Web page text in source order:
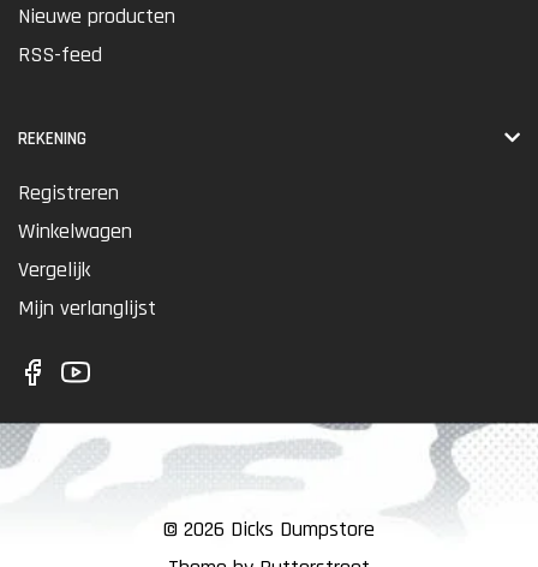
Nieuwe producten
RSS-feed
REKENING
Registreren
Winkelwagen
Vergelijk
Mijn verlanglijst
© 2026 Dicks Dumpstore